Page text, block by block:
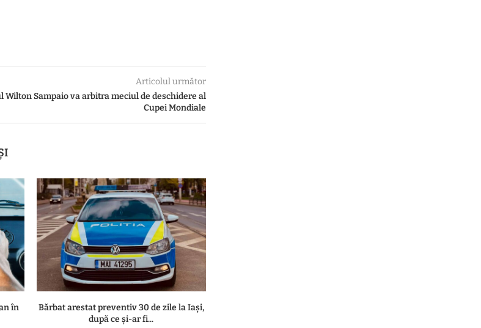
Articolul următor
Wilton Sampaio va arbitra meciul de deschidere al
Cupei Mondiale
în
Bărbat arestat preventiv 30 de zile la Iași,
după ce și-ar fi...